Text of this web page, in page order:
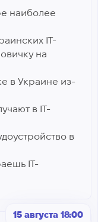
наиболее
IT-
на
в Украине из-
в IT-
в
IT-
15 августа 18:00